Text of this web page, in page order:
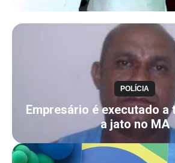
POLÍCIA
Empresário é executado a
a jato no MA